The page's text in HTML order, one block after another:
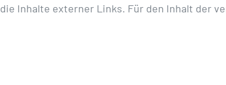
Inhalte externer Links. Für den Inhalt der